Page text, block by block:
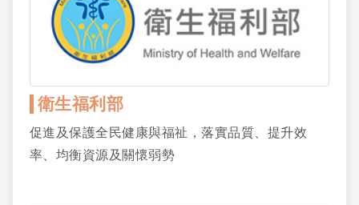
衛生福利部
促進及保護全民健康與福祉，落實品質、提升效
率、均衡資源及關懷弱勢